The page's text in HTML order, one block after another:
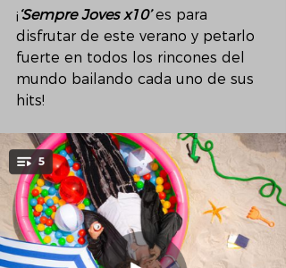
¡ ‘Sempre Joves x10’ es para
disfrutar de este verano y petarlo
fuerte en todos los rincones del
mundo bailando cada uno de sus
hits!